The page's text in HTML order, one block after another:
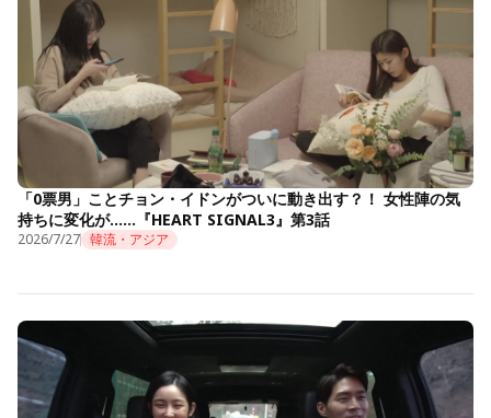
「0票男」ことチョン・イドンがついに動き出す？！ 女性陣の気
持ちに変化が……『HEART SIGNAL3』第3話
2026/7/27 韓流・アジア